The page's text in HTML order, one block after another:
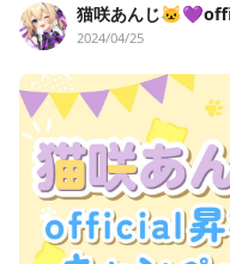
猫咲あんじ
2024/04/25